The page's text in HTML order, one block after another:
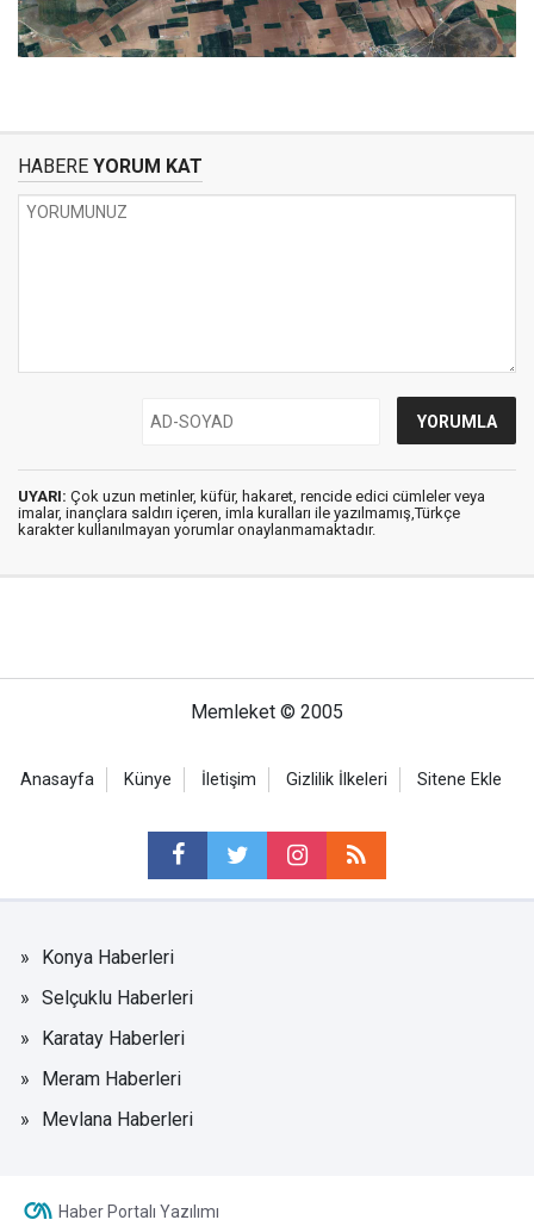
HABERE YORUM KAT
UYARI: Çok uzun metinler, küfür, hakaret, rencide edici cümleler veya
imalar, inançlara saldırı içeren, imla kuralları ile yazılmamış,Türkçe
karakter kullanılmayan yorumlar onaylanmamaktadır.
Memleket © 2005
Anasayfa Künye İletişim Gizlilik İlkeleri Sitene Ekle
Konya Haberleri
Selçuklu Haberleri
Karatay Haberleri
Meram Haberleri
Mevlana Haberleri
Haber Portalı Yazılımı